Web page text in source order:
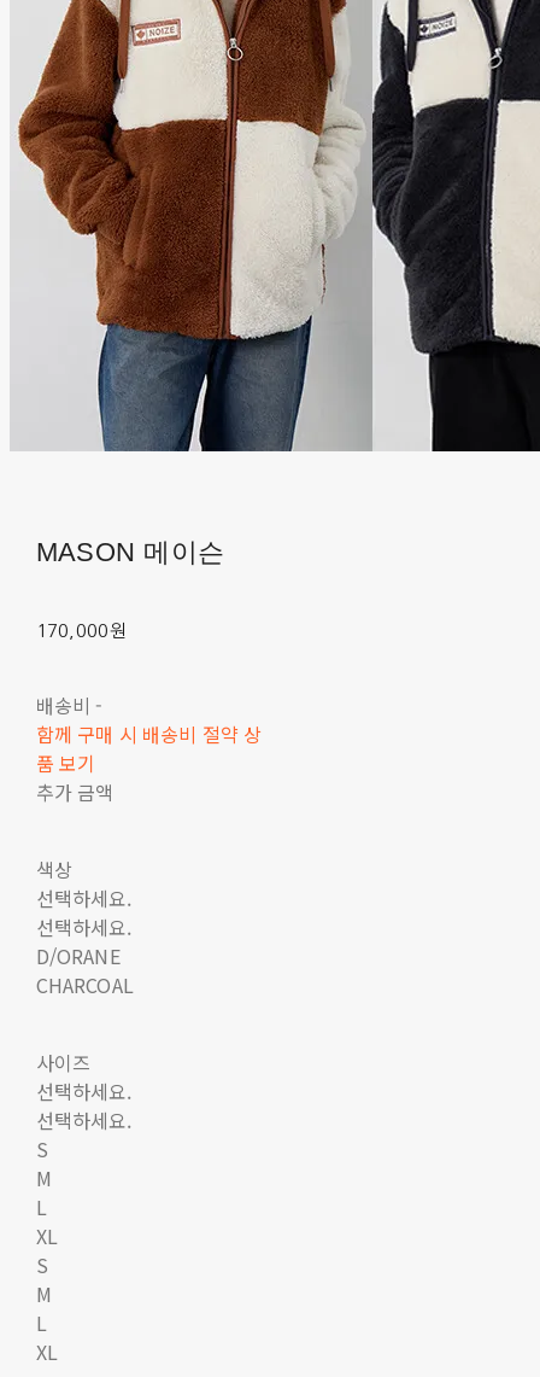
MASON 메이슨
170,000원
배송비 -
함께 구매 시 배송비 절약 상
품 보기
추가 금액
색상
선택하세요.
선택하세요.
D/ORANE
CHARCOAL
사이즈
선택하세요.
선택하세요.
S
M
L
XL
S
M
L
XL